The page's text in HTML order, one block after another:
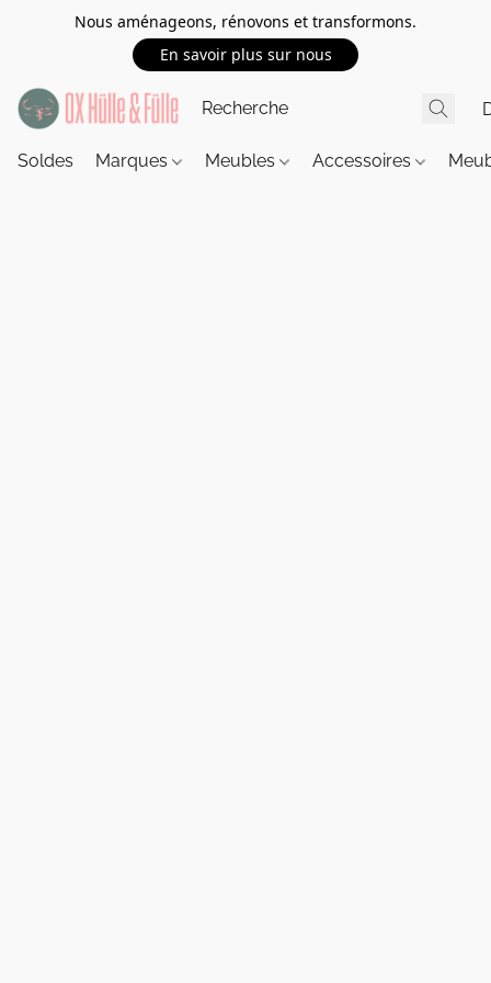
Nous aménageons, rénovons et transformons.
En savoir plus sur nous
Soldes Marques Meubles Accessoires